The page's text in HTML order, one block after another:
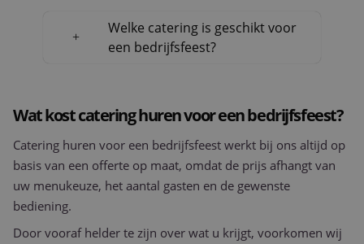
Welke catering is geschikt voor
een bedrijfsfeest?
Wat kost catering huren voor een bedrijfsfeest?
Catering huren voor een bedrijfsfeest werkt bij ons altijd op
basis van een offerte op maat, omdat de prijs afhangt van
uw menukeuze, het aantal gasten en de gewenste
bediening.
Door vooraf helder te zijn over wat u krijgt, voorkomen wij